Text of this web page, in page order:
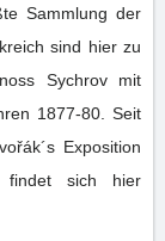
Sammlung der
sind hier zu
1877-80. Seit
Exposition
findet sich hier